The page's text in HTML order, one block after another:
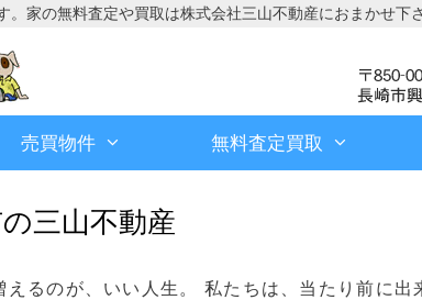
家の無料査定や買取は株式会社三山不動産におまかせ下
売買物件 無料査定買取
三山不動産
るのが、いい人生。 私たちは、当たり前に出